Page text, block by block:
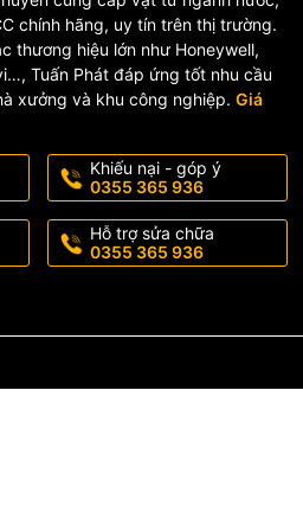
Thực Tế
được ứng dụng rộng rãi trong:
chữa cháy (PCCC)
và nước thải
Sử Dụng
chính hãng, uy tín trên thị trường.
thương hiệu lớn như Honeywell,
Tuấn Phát đáp ứng tốt nhu cầu
xưởng và khu công nghiệp. Giá
Khiếu nại - góp ý
0355 365 936
Hỗ trợ sửa chữa
0355 365 936